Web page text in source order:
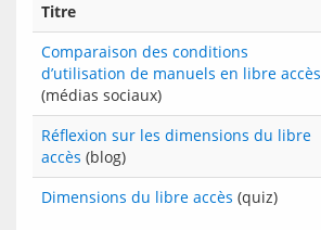
Titre
Comparaison des conditions
d’utilisation de manuels en libre accès
(médias sociaux)
Réflexion sur les dimensions du libre
accès (blog)
Dimensions du libre accès (quiz)